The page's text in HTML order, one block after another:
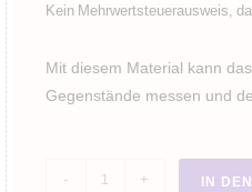
Kein Mehrwertsteuerausweis,
Mit diesem Material kann
Gegenstände messen und
- + IN